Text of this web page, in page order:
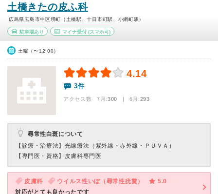
土橋きたの皮ふ科
広島県広島市中区堺町（土橋駅、十日市町駅、小網町駅）
駐車場あり マイナ受付(スマホ可)
土曜（〜12:00）
4.14
3件
アクセス数 7月:300 | 6月:293
尋常性白斑について
【診療・治療法】 光線療法（紫外線・赤外線・ＰＵＶＡ）
【専門医・資格】 皮膚科専門医
皮膚科 ウイルス性いぼ（尋常性疣贅）
5.0
対応がとても良かったです